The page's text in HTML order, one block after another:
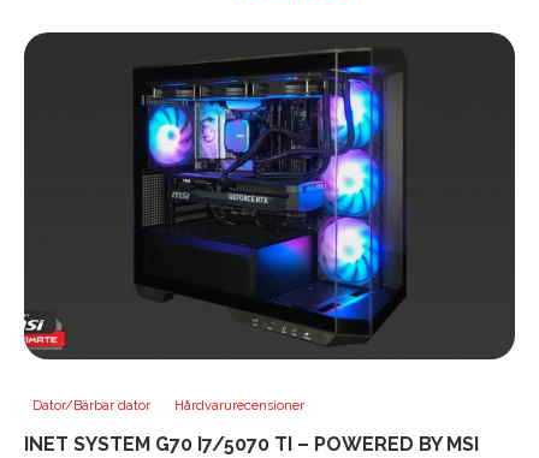
Dator/Bärbar dator Hårdvarurecensioner
INET SYSTEM G70 I7/5070 TI – POWERED BY MSI